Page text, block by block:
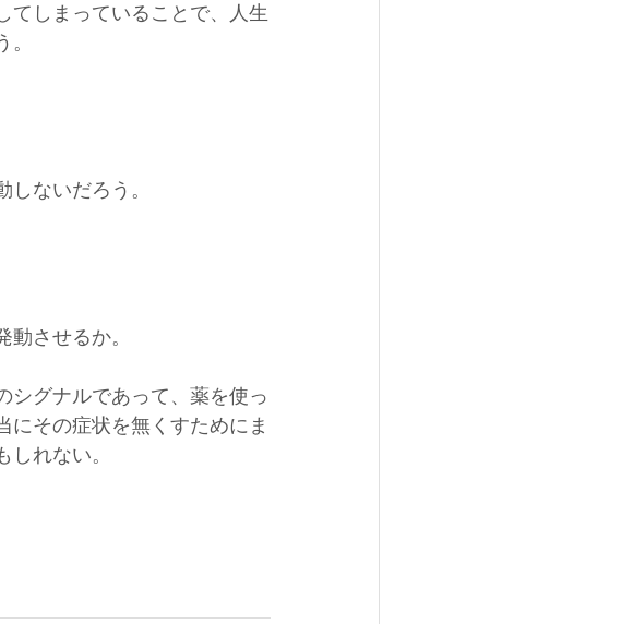
てしまっていることで、人生
ないだろう。
させるか。
シグナルであって、薬を使っ
にその症状を無くすためにま
れない。